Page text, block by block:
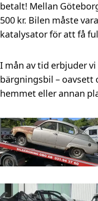
betalt! Mellan
500 kr. Bilen måste
katalysator för att få
I mån av tid erbjuder
bärgningsbil – oavsett
hemmet eller annan